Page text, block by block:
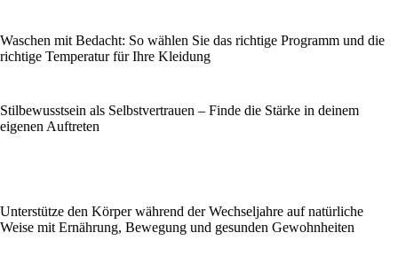
Waschen mit Bedacht: So wählen Sie das richtige Programm und die
richtige Temperatur für Ihre Kleidung
Stilbewusstsein als Selbstvertrauen – Finde die Stärke in deinem
eigenen Auftreten
Unterstütze den Körper während der Wechseljahre auf natürliche
Weise mit Ernährung, Bewegung und gesunden Gewohnheiten